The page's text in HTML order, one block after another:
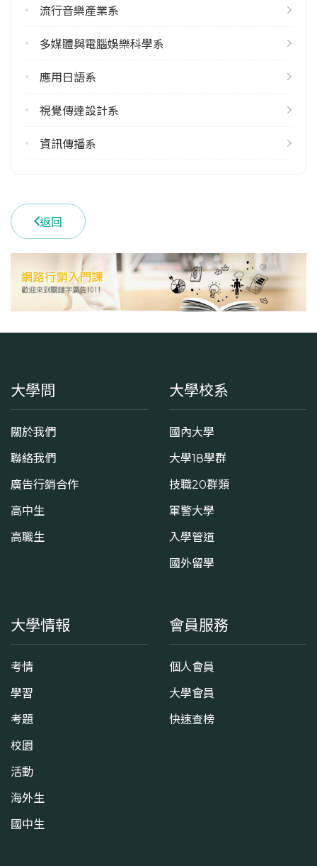
雙主修人數
2
113學年度下學期
(06)2533131 7301
流行音樂產業系
多媒體與電腦娛樂科學系
應用日語系
視覺傳達設計系
資訊傳播系
返回
大學問
關於我們
聯絡我們
廣告行銷合作
高中生
高職生
大學校系
國內大學
大學18學群
技職20群類
軍警大學
入學管道
國外留學
大學情報
考情
學習
考題
校園
活動
海外生
國中生
會員服務
個人會員
大學會員
快速查榜